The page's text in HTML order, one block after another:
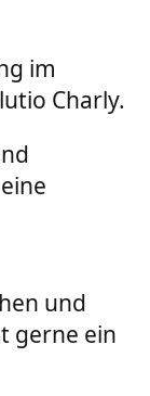
im
Charly.
und
gerne ein